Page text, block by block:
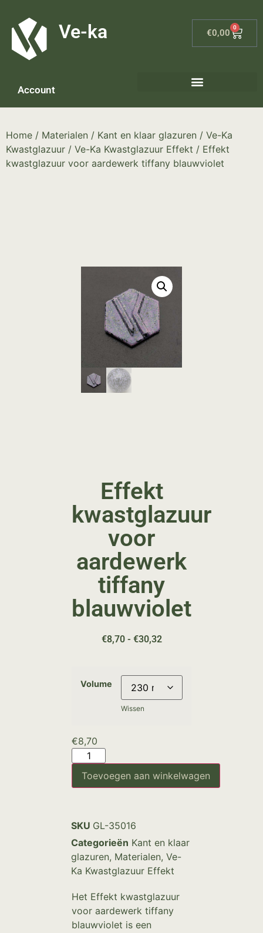
Ve-ka €0,00
0
Account
Home / Materialen / Kant en klaar glazuren / Ve-Ka
Kwastglazuur / Ve-Ka Kwastglazuur Effekt / Effekt
kwastglazuur voor aardewerk tiffany blauwviolet
Effekt
kwastglazuur
voor
aardewerk
tiffany
blauwviolet
€8,70 - €30,32
Volume
Wissen
€8,70
Toevoegen aan winkelwagen
SKU GL-35016
Categorieën Kant en klaar
glazuren, Materialen, Ve-
Ka Kwastglazuur Effekt
Het Effekt kwastglazuur
voor aardewerk tiffany
blauwviolet is een